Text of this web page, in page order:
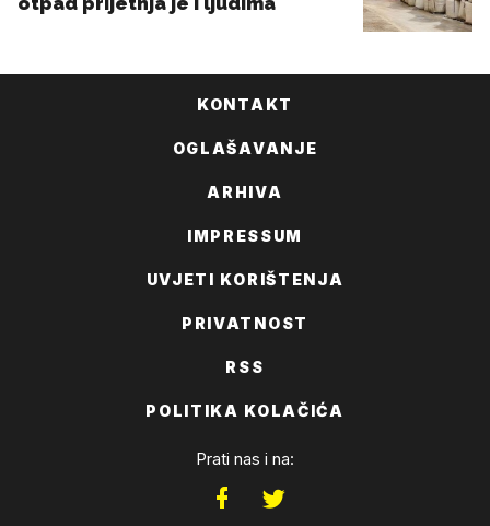
KONTAKT
OGLAŠAVANJE
ARHIVA
IMPRESSUM
UVJETI KORIŠTENJA
PRIVATNOST
RSS
POLITIKA KOLAČIĆA
Prati nas i na: